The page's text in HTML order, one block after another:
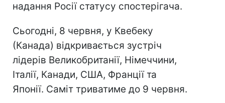
надання Росії статусу спостерігача.
Сьогодні, 8 червня, у Квебеку
(Канада) відкривається зустріч
лідерів Великобританії, Німеччини,
Італії, Канади, США, Франції та
Японії. Саміт триватиме до 9 червня.